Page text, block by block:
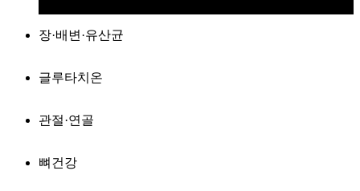
장·배변·유산균
글루타치온
관절·연골
뼈건강